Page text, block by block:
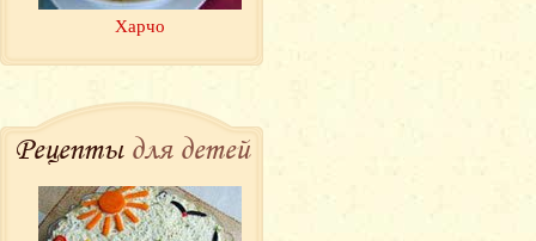
Харчо
Рецепты для детей